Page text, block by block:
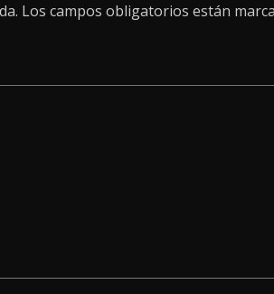
Los campos obligatorios están